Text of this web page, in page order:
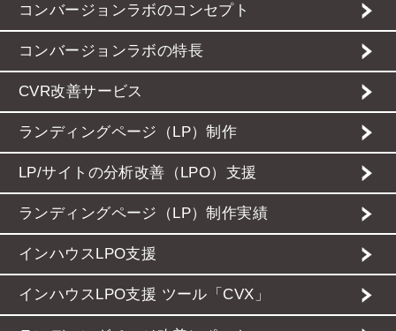
コンバージョンラボのコンセプト
コンバージョンラボの特長
CVR改善サービス
ランディングページ（LP）制作
LP/サイトの分析改善（LPO）支援
ランディングページ（LP）制作実績
インハウスLPO支援
インハウスLPO支援 ツール「CVX」